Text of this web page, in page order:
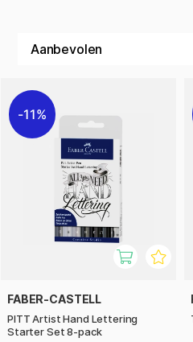
11%
FABER-CASTELL
PITT Artist Hand Lettering
Starter Set 8-pack